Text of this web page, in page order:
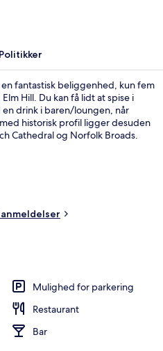
Politikker
fantastisk beliggenhed, kun fem
Hill. Du kan få lidt at spise i
drink i baren/loungen, når
historisk profil ligger desuden
Cathedral og Norfolk Broads.
anmeldelser
Mulighed for parkering
Restaurant
Bar